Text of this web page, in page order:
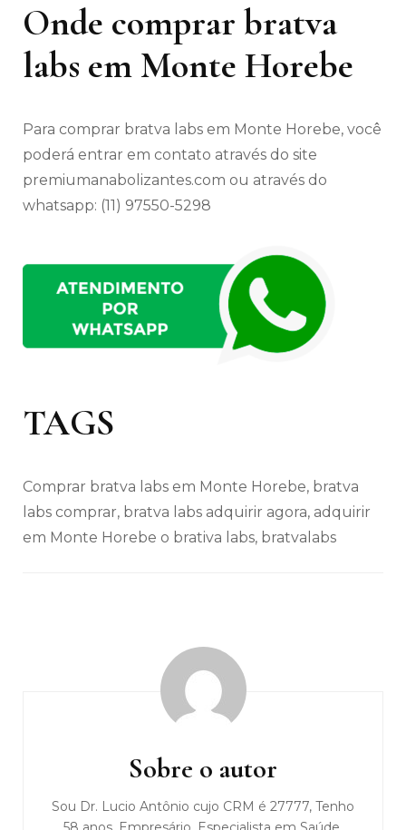
Onde comprar bratva
labs em Monte Horebe
Para comprar bratva labs em Monte Horebe, você
poderá entrar em contato através do site
premiumanabolizantes.com ou através do
whatsapp: (11) 97550-5298
TAGS
Comprar bratva labs em Monte Horebe, bratva
labs comprar, bratva labs adquirir agora, adquirir
em Monte Horebe o brativa labs, bratvalabs
Sobre o autor
Sou Dr. Lucio Antônio cujo CRM é 27777, Tenho